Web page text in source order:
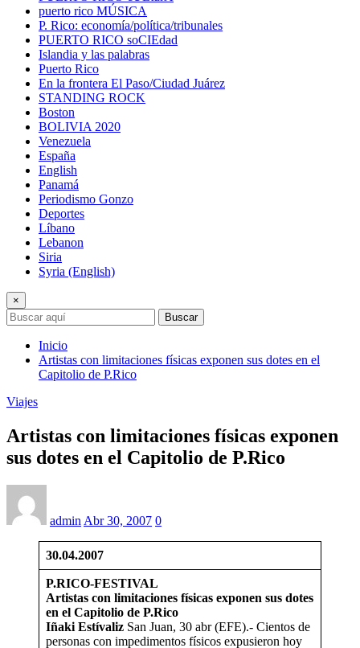
puerto rico MÚSICA
P. Rico: economía/política/tribunales
PUERTO RICO soCIEdad
Islandia y las palabras
Puerto Rico
En la frontera El Paso/Ciudad Juárez
STANDING ROCK
Boston
BOLIVIA 2020
Venezuela
España
English
Panamá
Periodismo Gonzo
Deportes
Líbano
Lebanon
Siria
Syria (English)
×
Buscar
Inicio
Artistas con limitaciones físicas exponen sus dotes en el
Capitolio de P.Rico
Viajes
Artistas con limitaciones físicas exponen
sus dotes en el Capitolio de P.Rico
admin Abr 30, 2007 0
30.04.2007
P.RICO-FESTIVAL
Artistas con limitaciones físicas exponen sus dotes
en el Capitolio de P.Rico
Iñaki Estívaliz San Juan, 30 abr (EFE).- Cientos de
personas con impedimentos físicos expusieron hoy